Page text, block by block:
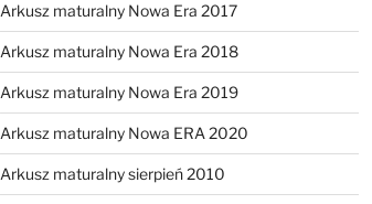
Arkusz maturalny Nowa Era 2017
Arkusz maturalny Nowa Era 2018
Arkusz maturalny Nowa Era 2019
Arkusz maturalny Nowa ERA 2020
Arkusz maturalny sierpień 2010